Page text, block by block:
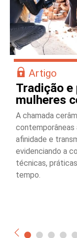
Artigo
Tradição
mulheres
A chamada
contemporâneas
afinidade e
evidenciando a
técnicas,
tempo.